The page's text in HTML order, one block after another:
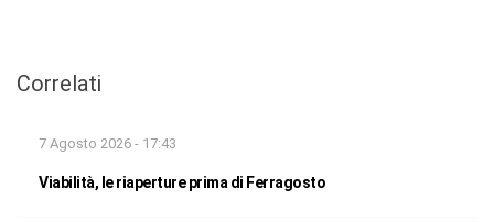
Correlati
7 Agosto 2026 - 17:43
Viabilità, le riaperture prima di Ferragosto